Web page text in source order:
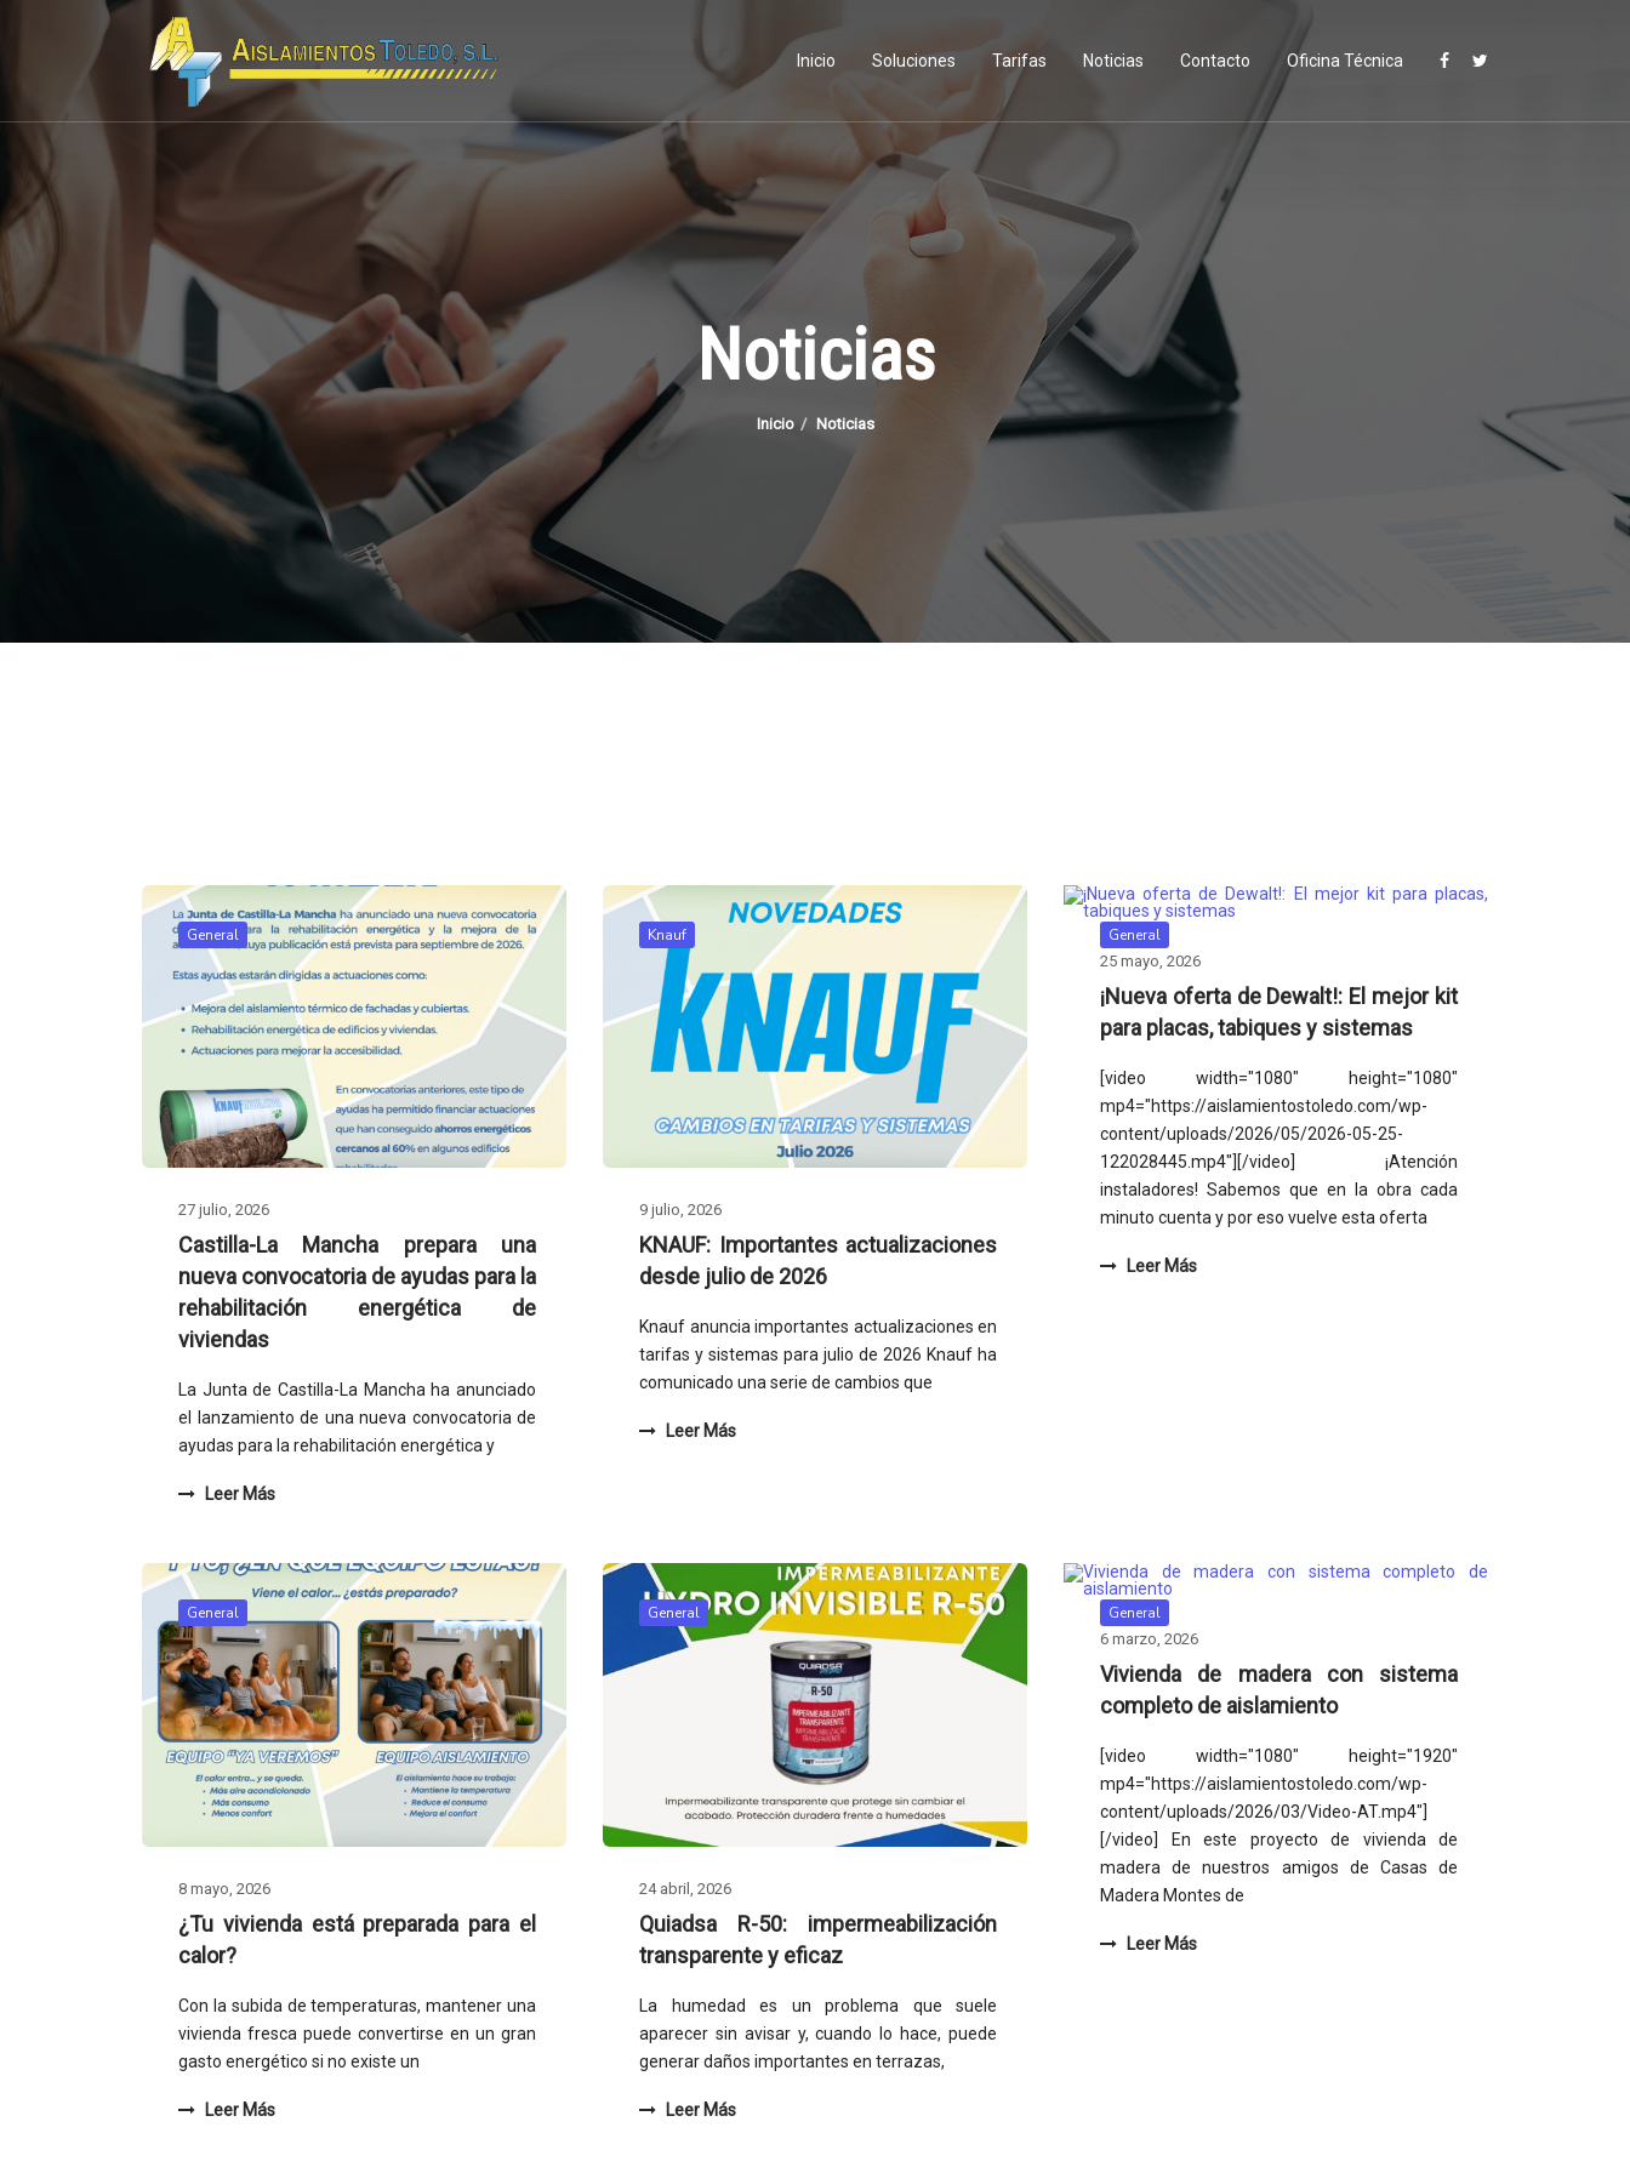
Inicio Soluciones Tarifas Noticias Contacto Oficina Técnica
Noticias
Inicio Noticias
General
27 julio, 2026
Castilla-La Mancha prepara una
nueva convocatoria de ayudas para la
rehabilitación energética de
viviendas
La Junta de Castilla-La Mancha ha anunciado
el lanzamiento de una nueva convocatoria de
ayudas para la rehabilitación energética y
Leer Más
Knauf
9 julio, 2026
KNAUF: Importantes actualizaciones
desde julio de 2026
Knauf anuncia importantes actualizaciones en
tarifas y sistemas para julio de 2026 Knauf ha
comunicado una serie de cambios que
Leer Más
General
25 mayo, 2026
¡Nueva oferta de Dewalt!: El mejor kit
para placas, tabiques y sistemas
[video width="1080" height="1080"
mp4="https://aislamientostoledo.com/wp-
content/uploads/2026/05/2026-05-25-
122028445.mp4"][/video] ¡Atención
instaladores! Sabemos que en la obra cada
minuto cuenta y por eso vuelve esta oferta
Leer Más
General
8 mayo, 2026
¿Tu vivienda está preparada para el
calor?
Con la subida de temperaturas, mantener una
vivienda fresca puede convertirse en un gran
gasto energético si no existe un
Leer Más
General
24 abril, 2026
Quiadsa R-50: impermeabilización
transparente y eficaz
La humedad es un problema que suele
aparecer sin avisar y, cuando lo hace, puede
generar daños importantes en terrazas,
Leer Más
General
6 marzo, 2026
Vivienda de madera con sistema
completo de aislamiento
[video width="1080" height="1920"
mp4="https://aislamientostoledo.com/wp-
content/uploads/2026/03/Video-AT.mp4"]
[/video] En este proyecto de vivienda de
madera de nuestros amigos de Casas de
Madera Montes de
Leer Más